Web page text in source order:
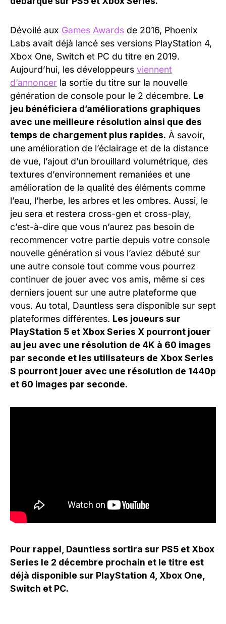
Dévoilé aux Games Awards de 2016, Phoenix
Labs avait déjà lancé ses versions PlayStation 4,
Xbox One, Switch et PC du titre en 2019.
Aujourd’hui, les développeurs viennent
d’annoncer la sortie du titre sur la nouvelle
génération de console pour le 2 décembre. Le
jeu bénéficiera d’améliorations graphiques
avec une meilleure résolution ainsi que des
temps de chargement plus rapides. À savoir,
une amélioration de l’éclairage et de la distance
de vue, l’ajout d’un brouillard volumétrique, des
textures d’environnement remaniées et une
amélioration de la qualité des éléments comme
l’eau, l’herbe, les arbres et les ombres. Aussi, le
jeu sera et restera cross-gen et cross-play,
c’est-à-dire que vous n’aurez pas besoin de
recommencer votre partie depuis votre console
nouvelle génération si vous l’aviez débuté sur
une autre console tout comme vous pourrez
continuer de jouer avec vos amis, même si ces
derniers jouent sur une autre plateforme que
vous. Au total, Dauntless sera disponible sur sept
plateformes différentes. Les joueurs sur
PlayStation 5 et Xbox Series X pourront jouer
au jeu avec une résolution de 4K à 60 images
par seconde et les utilisateurs de Xbox Series
S pourront jouer avec une résolution de 1440p
et 60 images par seconde.
Pour rappel, Dauntless sortira sur PS5 et Xbox
Series le 2 décembre prochain et le titre est
déjà disponible sur PlayStation 4, Xbox One,
Switch et PC.